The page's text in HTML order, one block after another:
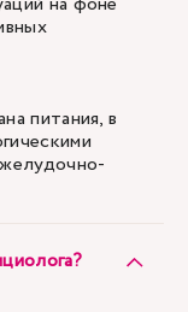
питания, в